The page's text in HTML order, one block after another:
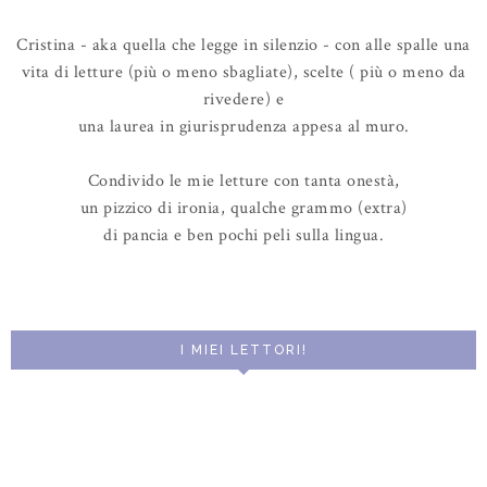
Cristina - aka quella che legge in silenzio - con alle spalle una
vita di letture (più o meno sbagliate), scelte ( più o meno da
rivedere) e
una laurea in giurisprudenza appesa al muro.
Condivido le mie letture con tanta onestà,
un pizzico di ironia, qualche grammo (extra)
di pancia e ben pochi peli sulla lingua.
I MIEI LETTORI!